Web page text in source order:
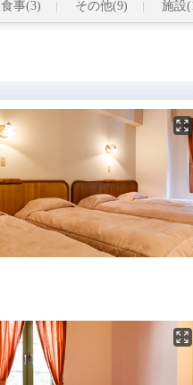
食事(3) その他(9) 施設